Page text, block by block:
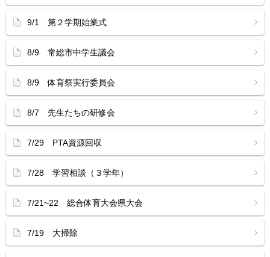
9/1 第２学期始業式
8/9 常総市中学生議会
8/9 体育祭実行委員会
8/7 先生たちの研修会
7/29 PTA資源回収
7/28 学習相談（３学年）
7/21~22 総合体育大会県大会
7/19 大掃除